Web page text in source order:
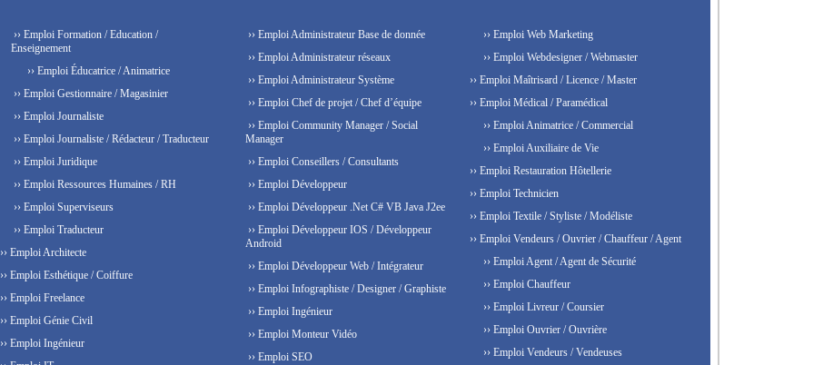
›› Emploi Formation / Education /
Enseignement
›› Emploi Éducatrice / Animatrice
›› Emploi Gestionnaire / Magasinier
›› Emploi Journaliste
›› Emploi Journaliste / Rédacteur / Traducteur
›› Emploi Juridique
›› Emploi Ressources Humaines / RH
›› Emploi Superviseurs
›› Emploi Traducteur
›› Emploi Architecte
›› Emploi Esthétique / Coiffure
›› Emploi Freelance
›› Emploi Génie Civil
›› Emploi Ingénieur
›› Emploi Administrateur Base de donnée
›› Emploi Administrateur réseaux
›› Emploi Administrateur Système
›› Emploi Chef de projet / Chef d’équipe
›› Emploi Community Manager / Social
Manager
›› Emploi Conseillers / Consultants
›› Emploi Développeur
›› Emploi Développeur .Net C# VB Java J2ee
›› Emploi Développeur IOS / Développeur
Android
›› Emploi Développeur Web / Intégrateur
›› Emploi Infographiste / Designer / Graphiste
›› Emploi Ingénieur
›› Emploi Monteur Vidéo
›› Emploi SEO
›› Emploi Web Marketing
›› Emploi Webdesigner / Webmaster
›› Emploi Maîtrisard / Licence / Master
›› Emploi Médical / Paramédical
›› Emploi Animatrice / Commercial
›› Emploi Auxiliaire de Vie
›› Emploi Restauration Hôtellerie
›› Emploi Technicien
›› Emploi Textile / Styliste / Modéliste
›› Emploi Vendeurs / Ouvrier / Chauffeur / Agent
›› Emploi Agent / Agent de Sécurité
›› Emploi Chauffeur
›› Emploi Livreur / Coursier
›› Emploi Ouvrier / Ouvrière
›› Emploi Vendeurs / Vendeuses